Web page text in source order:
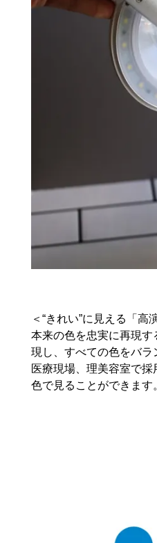
＜“きれい”に見える「高
本来の色を忠実に再現
現し、すべての色をバ
医療現場、理美容室で
色で見ることができます